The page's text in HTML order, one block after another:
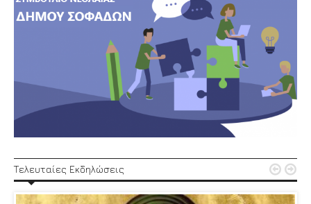
Τελευταίες Εκδηλώσεις  